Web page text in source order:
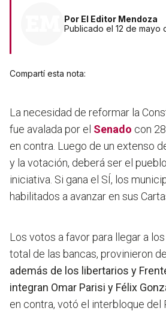
Por El Editor Mendoza
Publicado el 12 de mayo
Compartí esta nota:
La necesidad de reformar la
fue avalada por el Senado con
en contra. Luego de un extenso
y la votación, deberá ser el
iniciativa. Si gana el SÍ, los
habilitados a avanzar en sus
Los votos a favor para llegar a
total de las bancas, provinieron
además de los libertarios y
integran Omar Parisi y Félix
en contra, votó el interbloque del